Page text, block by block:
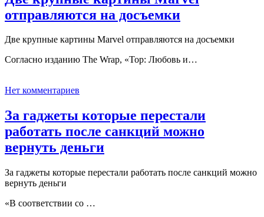
отправляются на досъемки
Две крупные картины Marvel отправляются на досъемки
Согласно изданию The Wrap, «Тор: Любовь и…
Нет комментариев
За гаджеты которые перестали
работать после санкций можно
вернуть деньги
За гаджеты которые перестали работать после санкций можно
вернуть деньги
«В соответствии со …